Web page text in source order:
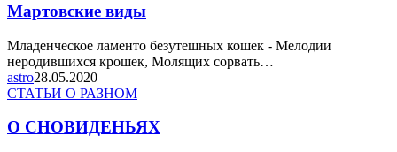
Мартовские виды
Младенческое ламенто безутешных кошек - Мелодии
неродившихся крошек, Молящих сорвать…
astro28.05.2020
СТАТЬИ О РАЗНОМ
О СНОВИДЕНЬЯХ